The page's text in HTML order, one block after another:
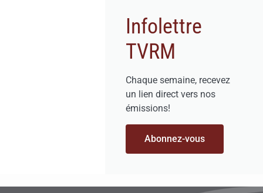
Infolettre
TVRM
Chaque semaine, recevez
un lien direct vers nos
émissions!
Abonnez-vous